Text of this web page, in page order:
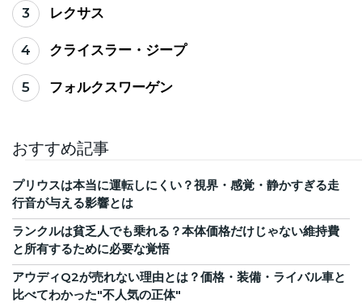
3 レクサス
4 クライスラー・ジープ
5 フォルクスワーゲン
おすすめ記事
プリウスは本当に運転しにくい？視界・感覚・静かすぎる走
行音が与える影響とは
ランクルは貧乏人でも乗れる？本体価格だけじゃない維持費
と所有するために必要な覚悟
アウディQ2が売れない理由とは？価格・装備・ライバル車と
比べてわかった"不人気の正体"